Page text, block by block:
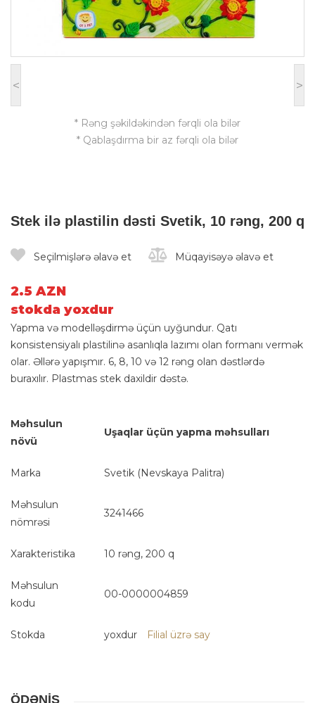
< >
* Rəng şəkildəkindən fərqli ola bilər
* Qablaşdırma bir az fərqli ola bilər
Stek ilə plastilin dəsti Svetik, 10 rəng, 200 q
Seçilmişlərə əlavə et Müqayisəyə əlavə et
2.5 AZN
stokda yoxdur
Yapma və modelləşdirmə üçün uyğundur. Qatı
konsistensiyalı plastilinə asanlıqla lazımı olan formanı vermək
olar. Əllərə yapışmır. 6, 8, 10 və 12 rəng olan dəstlərdə
buraxılır. Plastmas stek daxildir dəstə.
Məhsulun
növü
Uşaqlar üçün yapma məhsulları
Marka Svetik (Nevskaya Palitra)
Məhsulun
nömrəsi
3241466
Xarakteristika 10 rəng, 200 q
Məhsulun
kodu
00-0000004859
Stokda yoxdur Filial üzrə say
ÖDƏNİŞ